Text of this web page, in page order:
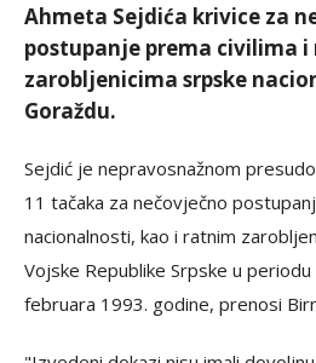
Ahmeta Sejdića krivice za
postupanje prema civilima
zarobljenicima srpske
Goraždu.
Sejdić je nepravosnažnom
11 tačaka za nečovječno
nacionalnosti, kao i ratnim
Vojske Republike Srpske u
februara 1993. godine, prenosi